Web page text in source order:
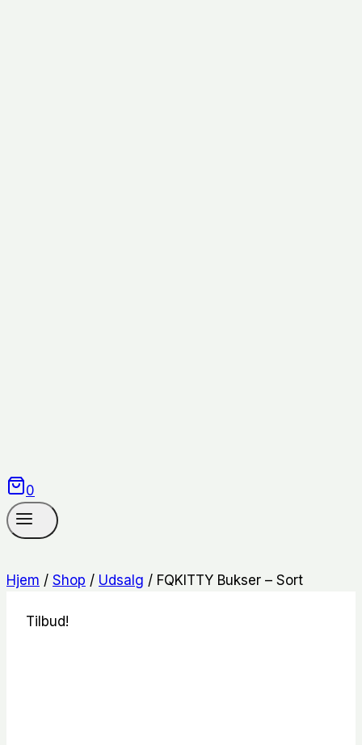
0
Hjem / Shop / Udsalg / FQKITTY Bukser – Sort
Tilbud!